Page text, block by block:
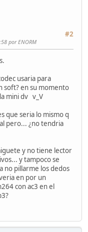
#2
por ENORM
usaria para
soft? en su momento
mini dv v_V
que seria lo mismo q
pero... ¿no tendria
y no tiene lector
y tampoco se
no pillarme los dedos
en por un
con ac3 en el